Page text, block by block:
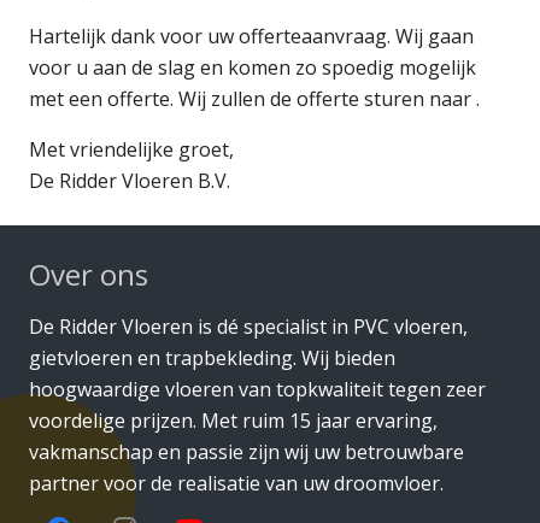
Hartelijk dank voor uw offerteaanvraag. Wij gaan
voor u aan de slag en komen zo spoedig mogelijk
met een offerte. Wij zullen de offerte sturen naar .
Met vriendelijke groet,
De Ridder Vloeren B.V.
Over ons
De Ridder Vloeren is dé specialist in PVC vloeren,
gietvloeren en trapbekleding. Wij bieden
hoogwaardige vloeren van topkwaliteit tegen zeer
voordelige prijzen. Met ruim 15 jaar ervaring,
vakmanschap en passie zijn wij uw betrouwbare
partner voor de realisatie van uw droomvloer.